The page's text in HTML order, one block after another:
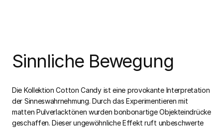
Sinnliche Bewegung
Die Kollektion Cotton Candy ist eine provokante Interpretation
der Sinneswahrnehmung. Durch das Experimentieren mit
matten Pulverlacktönen wurden bonbonartige Objekteindrücke
geschaffen. Dieser ungewöhnliche Effekt ruft unbeschwerte